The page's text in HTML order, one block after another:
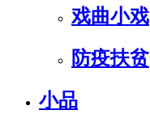
戏曲小戏
防疫扶贫
小品